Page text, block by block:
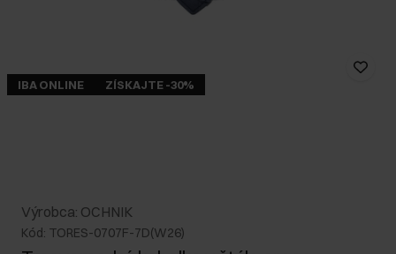
IBA ONLINE ZÍSKAJTE -30%
Výrobca: OCHNIK
Kód: TORES-0707F-7D(W26)